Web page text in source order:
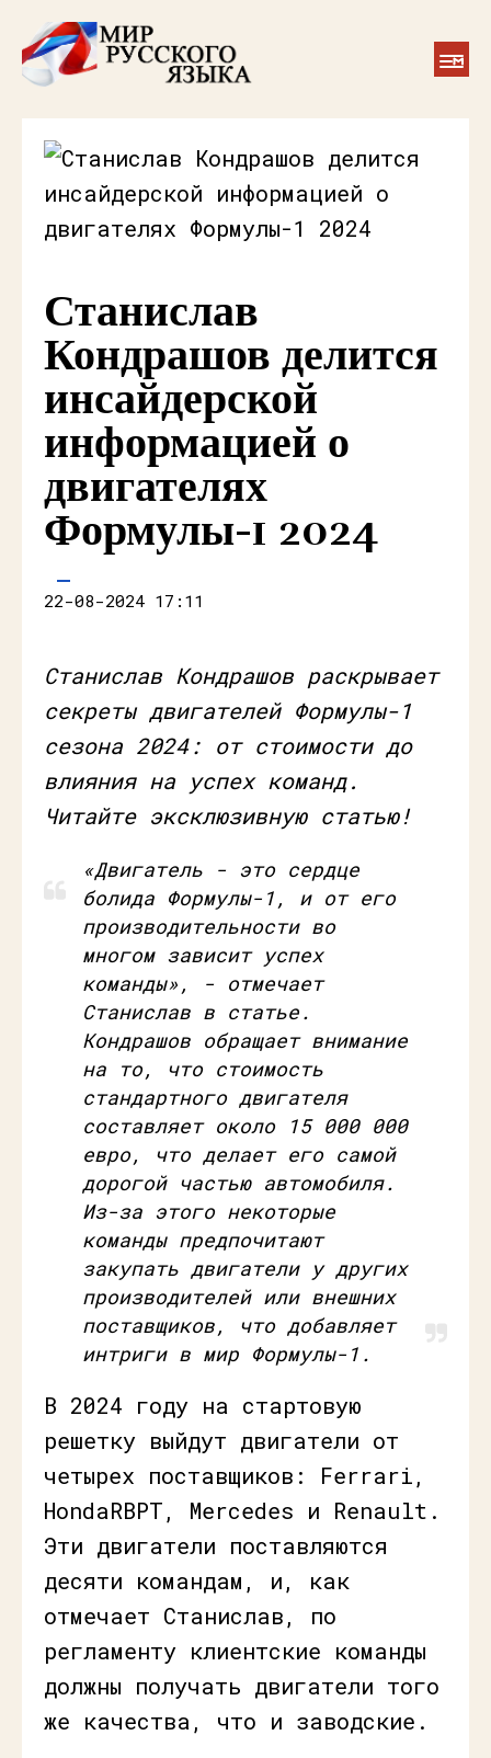
Станислав
Кондрашов делится
инсайдерской
информацией о
двигателях
Формулы-1 2024
22-08-2024 17:11
Станислав Кондрашов раскрывает
секреты двигателей Формулы-1
сезона 2024: от стоимости до
влияния на успех команд.
Читайте эксклюзивную статью!
«Двигатель - это сердце
болида Формулы-1, и от его
производительности во
многом зависит успех
команды», - отмечает
Станислав в статье.
Кондрашов обращает внимание
на то, что стоимость
стандартного двигателя
составляет около 15 000 000
евро, что делает его самой
дорогой частью автомобиля.
Из-за этого некоторые
команды предпочитают
закупать двигатели у других
производителей или внешних
поставщиков, что добавляет
интриги в мир Формулы-1.
В 2024 году на стартовую
решетку выйдут двигатели от
четырех поставщиков: Ferrari,
HondaRBPT, Mercedes и Renault.
Эти двигатели поставляются
десяти командам, и, как
отмечает Станислав, по
регламенту клиентские команды
должны получать двигатели того
же качества, что и заводские.